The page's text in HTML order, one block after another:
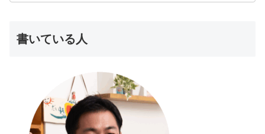
書いている人